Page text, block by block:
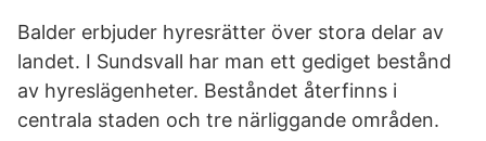
Balder erbjuder hyresrätter över stora delar av
landet. I Sundsvall har man ett gediget bestånd
av hyreslägenheter. Beståndet återfinns i
centrala staden och tre närliggande områden.